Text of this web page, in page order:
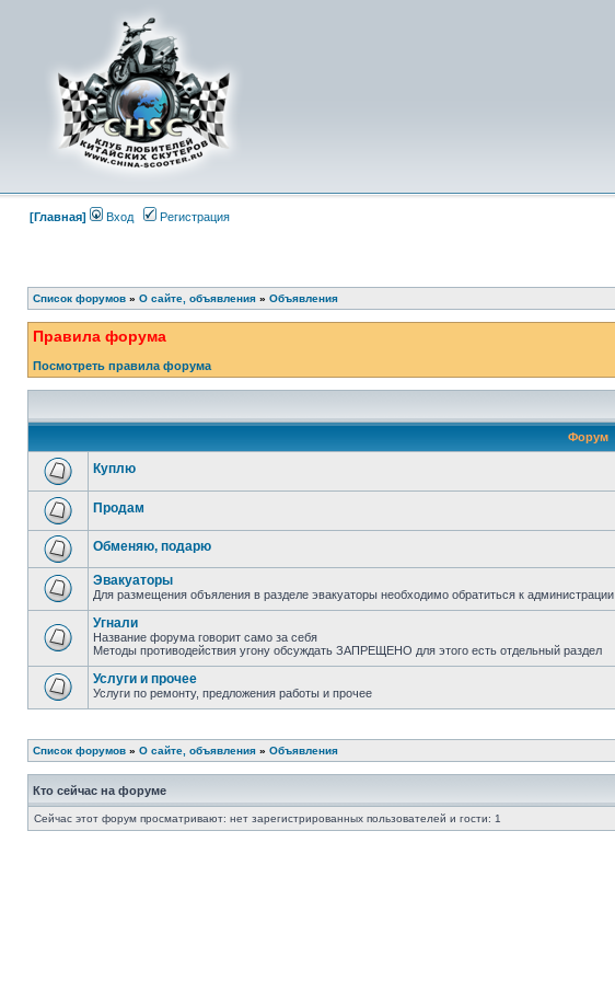
[Главная] Вход Регистрация
Список форумов » О сайте, объявления » Объявления
Правила форума
Посмотреть правила форума
Форум
Куплю
Продам
Обменяю, подарю
Эвакуаторы
Для размещения объяления в разделе эвакуаторы необходимо обратиться к администрации
Угнали
Название форума говорит само за себя
Методы противодействия угону обсуждать ЗАПРЕЩЕНО для этого есть отдельный раздел
Услуги и прочее
Услуги по ремонту, предложения работы и прочее
Список форумов » О сайте, объявления » Объявления
Кто сейчас на форуме
Сейчас этот форум просматривают: нет зарегистрированных пользователей и гости: 1